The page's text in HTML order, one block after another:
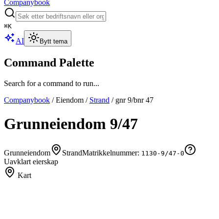
Companybook
⌘K
AI Bytt tema
Command Palette
Search for a command to run...
Companybook /Eiendom / Strand / gnr9/bnr47
Grunneiendom 9/47
Grunneiendom StrandMatrikkelnummer: 1130-9/47-0
Uavklart eierskap
Kart